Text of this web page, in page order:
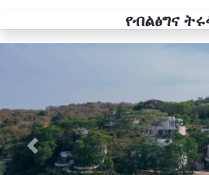
የብልፅግና
Previous